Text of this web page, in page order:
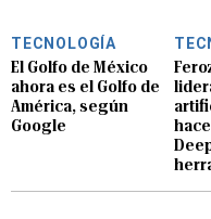
TECNOLOGÍA
El Golfo de México
ahora es el Golfo de
América, según
Google